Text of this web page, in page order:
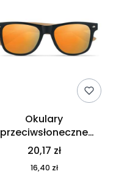
Okulary
przeciwsłoneczne
CALIFORNIA TOUCH
MO9617-10
20,17 zł
16,40 zł